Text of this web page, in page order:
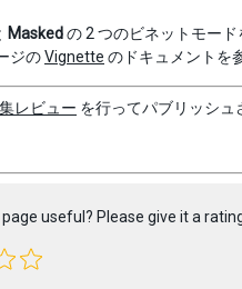
Maskedの 2 つのビネットモー
ジのVignette のドキュメントを
レビュー を行ってパブリッシュ
useful? Please give it a